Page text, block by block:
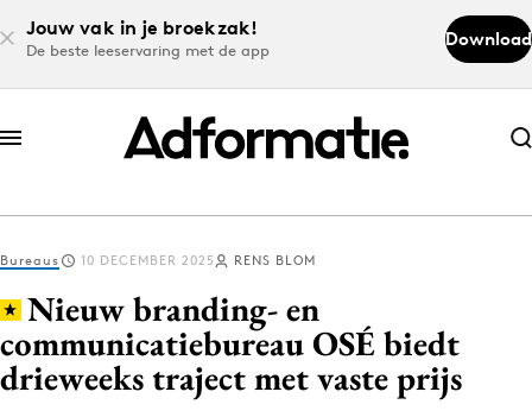
Jouw vak in je broekzak!
De beste leeservaring met de app
Download
Abonneer nu
Abonneer nu
Log in
Download de app
Volg het laatste nieuws via de Adformatie
Bureaus 10 DECEMBER 2025 RENS BLOM
Nieuw branding- en
communicatiebureau OSÉ biedt
drieweeks traject met vaste prijs